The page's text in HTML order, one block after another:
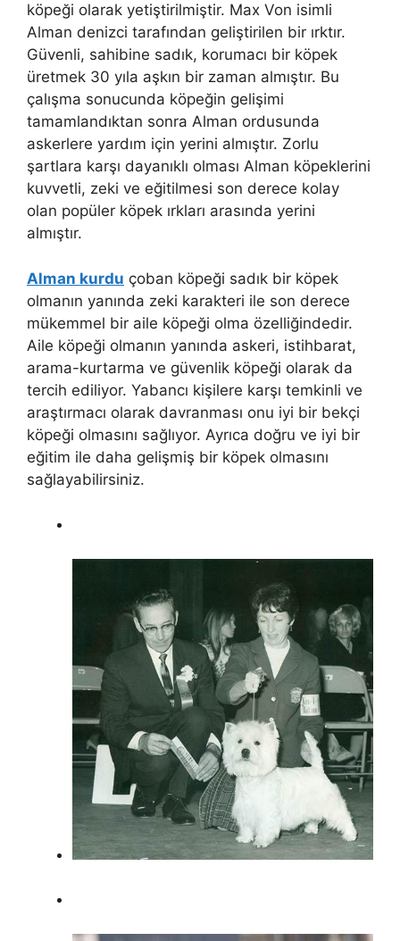
köpeği olarak yetiştirilmiştir. Max Von isimli
Alman denizci tarafından geliştirilen bir ırktır.
Güvenli, sahibine sadık, korumacı bir köpek
üretmek 30 yıla aşkın bir zaman almıştır. Bu
çalışma sonucunda köpeğin gelişimi
tamamlandıktan sonra Alman ordusunda
askerlere yardım için yerini almıştır. Zorlu
şartlara karşı dayanıklı olması Alman köpeklerini
kuvvetli, zeki ve eğitilmesi son derece kolay
olan popüler köpek ırkları arasında yerini
almıştır.
Alman kurdu çoban köpeği sadık bir köpek
olmanın yanında zeki karakteri ile son derece
mükemmel bir aile köpeği olma özelliğindedir.
Aile köpeği olmanın yanında askeri, istihbarat,
arama-kurtarma ve güvenlik köpeği olarak da
tercih ediliyor. Yabancı kişilere karşı temkinli ve
araştırmacı olarak davranması onu iyi bir bekçi
köpeği olmasını sağlıyor. Ayrıca doğru ve iyi bir
eğitim ile daha gelişmiş bir köpek olmasını
sağlayabilirsiniz.